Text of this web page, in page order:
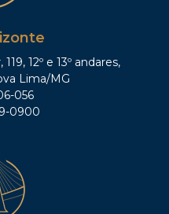
12º e 13º andares,
Lima/MG
056
0900